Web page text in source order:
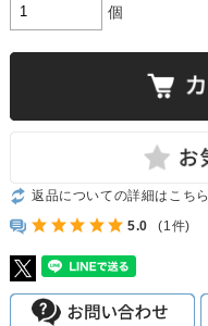
個
返品についての詳細はこちら
5.0
(1件)